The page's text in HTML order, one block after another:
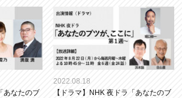
あなたのブ
2022.08.18
【ドラマ】NHK 夜ドラ「あなたのブ